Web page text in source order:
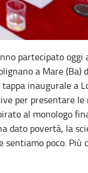
partecipato oggi
a Mare (Ba)
inaugurale a
per presentare
al monologo
dato povertà, la
poco. Più